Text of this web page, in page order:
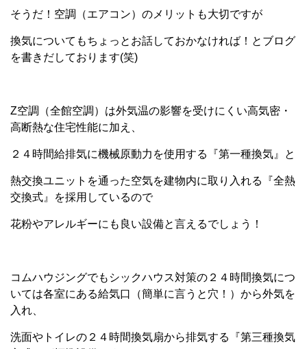
そうだ！空調（エアコン）のメリットも大切ですが
換気についてもちょっとお話しておかなければ！とブログ
を書きだしております(笑)
Z空調（全館空調）は外気温の影響を受けにくい高気密・
高断熱な住宅性能に加え、
２４時間給排気に機械原動力を使用する『第一種換気』と
熱交換ユニットを通った空気を建物内に取り入れる『全熱
交換式』を採用しているので
花粉やアレルギーにも良い設備と言えるでしょう！
コムハウジングでもシックハウス対策の２４時間換気につ
いては各室にある給気口（簡単に言うと穴！）から外気を
入れ、
洗面やトイレの２４時間換気扇から排気する『第三種換気